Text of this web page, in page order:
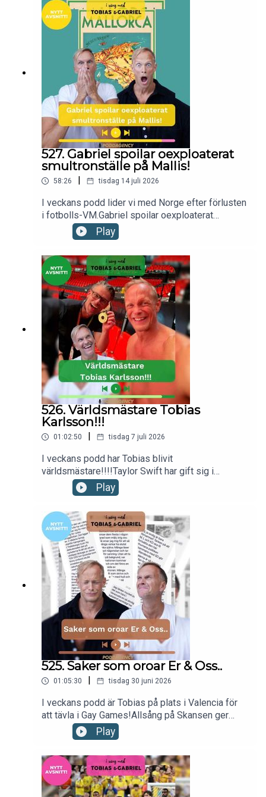
premiär.Till sist listar vi tre förväntade
sommarplågor.Nu kör vi!kontakt:
hello@poddagency.comI säng med Tobias &
Gabriel produceras av Poddagency
527. Gabriel spoilar oexploaterat
smultronställe på Mallis!
58:26 tisdag 14 juli 2026
I veckans podd lider vi med Norge efter förlusten
i fotbolls-VM.Gabriel spoilar oexploaterat
smultronställe på Mallorca..Tobias har varit på
nyhetsmorgon.Bromsinvation i mellansverige -
varför bits de ens?Till sist listar vi tre lätta
måltider att äta i sommarvärmen.Nu kör vi!kontakt:
hello@poddagency.comI säng med Tobias &
Gabriel produceras av Poddagency
Play
526. Världsmästare Tobias
Karlsson!!!
01:02:50 tisdag 7 juli 2026
I veckans podd har Tobias blivit
världsmästare!!!!Taylor Swift har gift sig i
Madison Square Garden.Kanada kliver in i
Eurovision Song Contest 2027.Ska AI få hjälpa
oss att hitta dejter i framtiden?Till sist listar vi tre
gånger vi har varit modiga den sista tiden.Nu kör
vi!kontakt: hello@poddagency.comI säng med
Tobias & Gabriel produceras av Poddagency
Play
525. Saker som oroar Er & Oss..
01:05:30 tisdag 30 juni 2026
I veckans podd är Tobias på plats i Valencia för
att tävla i Gay Games!Allsång på Skansen ger
Gabriel stressutslag.Countrystjärnan Garth Brooks
har fyllt Hyde Park.Vi diskuterar våra lyssnares
farhågor för framtiden. Till sist listar vi våra
egna.Nu kör vi!kontakt: hello@poddagency.comI
säng med Tobias & Gabriel produceras av
Poddagency
Play